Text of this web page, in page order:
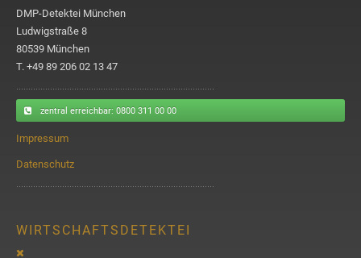
DMP-Detektei München
Ludwigstraße 8
80539 München
T. +49 89 206 02 13 47
zentral erreichbar: 0800 311 00 00
Impressum
Datenschutz
WIRTSCHAFTSDETEKTEI